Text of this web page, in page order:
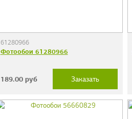
61280966
Фотообои 61280966
189.00руб Заказать